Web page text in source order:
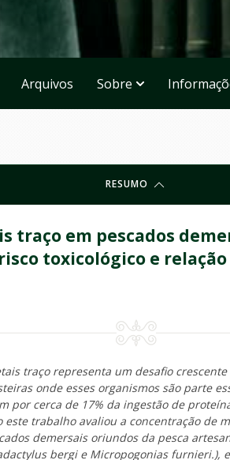
Arquivos Sobre
RESUMO
traço em pescados
toxicológico e
traço representa um desafio
onde esses organismos são parte
por cerca de 17% da ingestão de
trabalho avaliou a concentração de
demersais oriundos da pesca
bergi e Micropogonias furnieri.),